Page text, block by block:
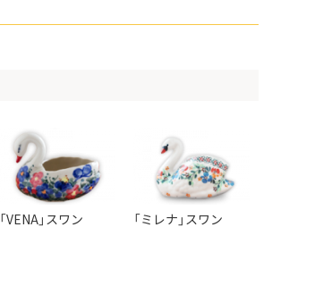
「VENA」スワン 「ミレナ」スワン